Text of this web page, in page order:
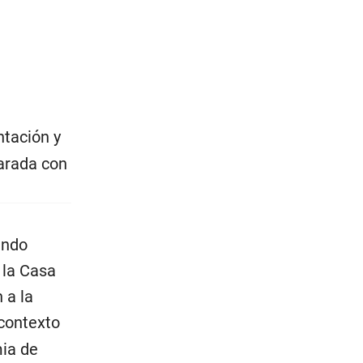
y
con
Casa
a la
de